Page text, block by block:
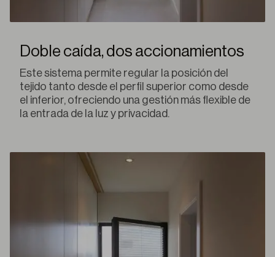
Doble caída, dos accionamientos
Este sistema permite regular la posición del
tejido tanto desde el perfil superior como desde
el inferior, ofreciendo una gestión más flexible de
la entrada de la luz y privacidad.